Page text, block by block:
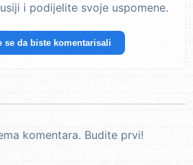
i podijelite svoje uspomene.
se da biste komentarisali
komentara. Budite prvi!